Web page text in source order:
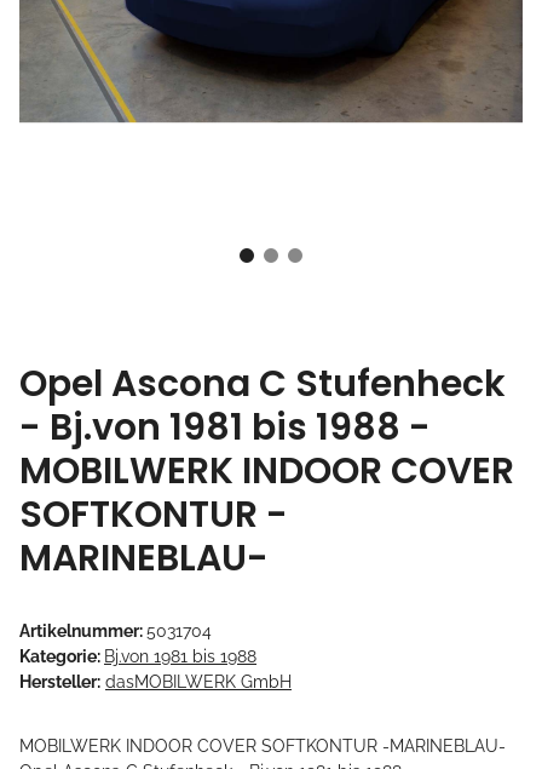
Opel Ascona C Stufenheck
- Bj.von 1981 bis 1988 -
MOBILWERK INDOOR COVER
SOFTKONTUR -
MARINEBLAU-
Artikelnummer:5031704
Kategorie: Bj.von 1981 bis 1988
Hersteller: dasMOBILWERK GmbH
MOBILWERK INDOOR COVER SOFTKONTUR -MARINEBLAU-